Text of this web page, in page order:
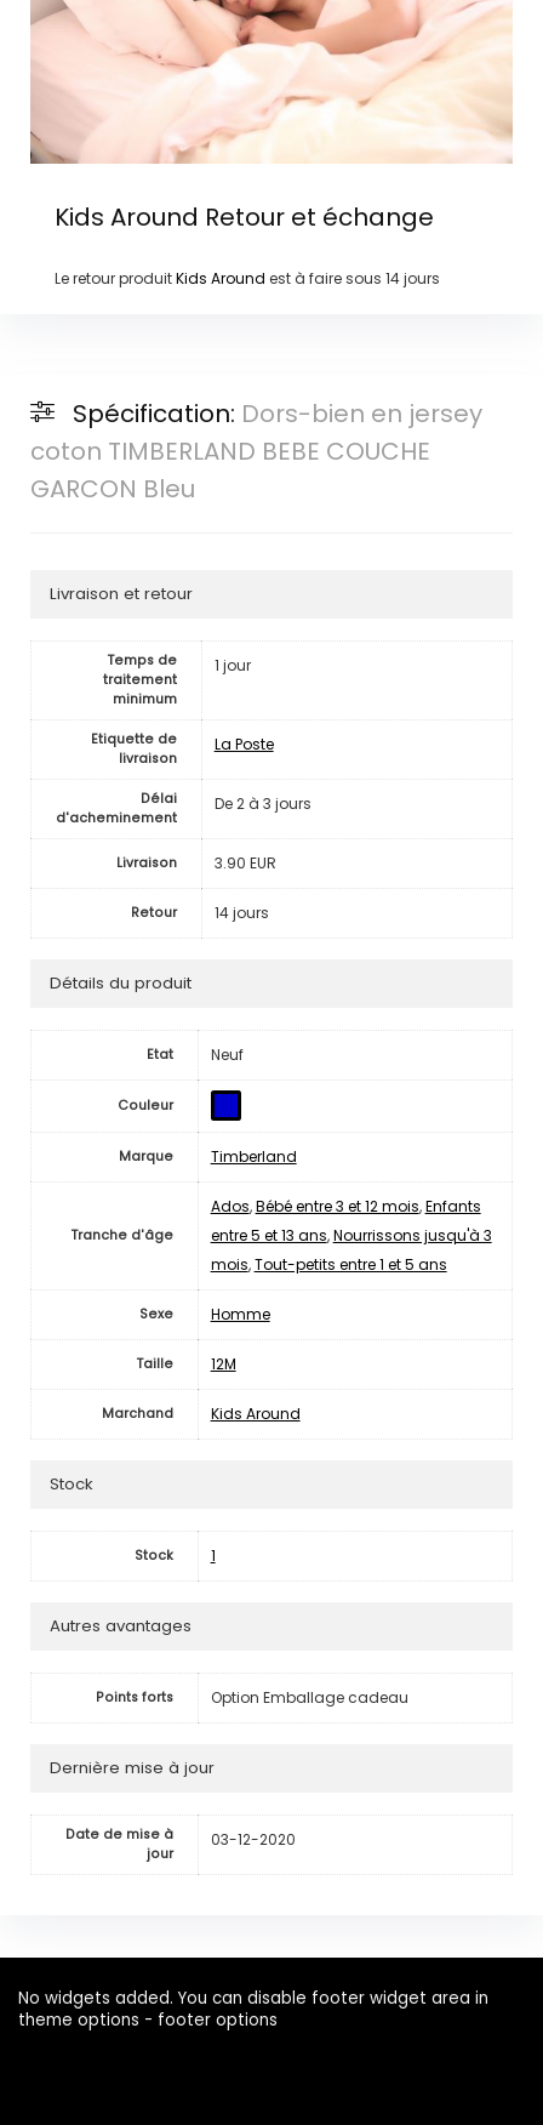
Kids Around Retour et échange
Le retour produitKids Around est à faire sous 14 jours
Spécification: Dors-bien en jersey
coton TIMBERLAND BEBE COUCHE
GARCON Bleu
Livraison et retour
Temps de
traitement
minimum
1 jour
Etiquette de
livraison
La Poste
Délai
d'acheminement
De 2 à 3 jours
Livraison 3.90 EUR
Retour 14 jours
Détails du produit
Etat Neuf
Couleur
Marque Timberland
Tranche d'âge
Ados,Bébé entre 3 et 12 mois,Enfants
entre 5 et 13 ans,Nourrissons jusqu'à 3
mois,Tout-petits entre 1 et 5 ans
Sexe Homme
Taille 12M
Marchand Kids Around
Stock
Stock 1
Autres avantages
Points forts Option Emballage cadeau
Dernière mise à jour
Date de mise à
jour
03-12-2020
No widgets added. You can disable footer widget area in
theme options - footer options